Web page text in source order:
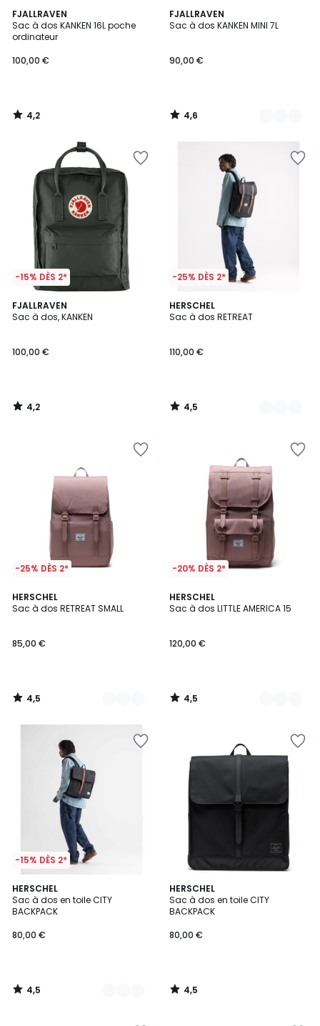
FJALLRAVEN
Sac à dos KANKEN 16L poche
ordinateur
100,00 €
4,2
/ 5
4,2
/
FJALLRAVEN
Sac à dos KANKEN MINI 7L
90,00 €
4,6
/ 5
4
Couleurs
4,6
/
-15% DÈS 2*
FJALLRAVEN
Sac à dos, KANKEN
100,00 €
4,2
/ 5
4,2
/
-25% DÈS 2*
HERSCHEL
Sac à dos RETREAT
110,00 €
4,5
/ 5
3
Couleurs
4,5
/
-25% DÈS 2*
HERSCHEL
Sac à dos RETREAT SMALL
85,00 €
4,5
/ 5
3
Couleurs
4,5
/
-20% DÈS 2*
HERSCHEL
Sac à dos LITTLE AMERICA 15
120,00 €
4,5
/ 5
4
Couleurs
4,5
/
-15% DÈS 2*
HERSCHEL
Sac à dos en toile CITY
BACKPACK
80,00 €
4,5
/ 5
3
Couleurs
4,5
/
HERSCHEL
Sac à dos en toile CITY
BACKPACK
80,00 €
4,5
/ 5
4,5
/